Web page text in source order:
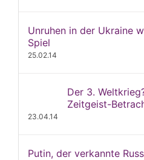
Unruhen in der Ukraine
Spiel
25.02.14
Der 3.
Zeitgeist-
23.04.14
Putin, der verkannte